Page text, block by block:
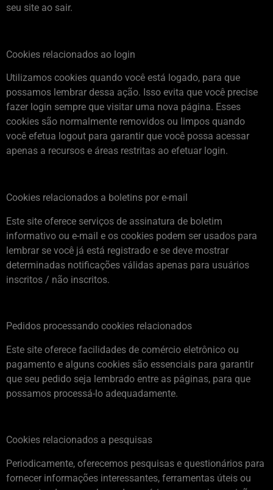
seu site ao sair.
Cookies relacionados ao login
Utilizamos cookies quando você está logado, para que
possamos lembrar dessa ação. Isso evita que você precise
fazer login sempre que visitar uma nova página. Esses
cookies são normalmente removidos ou limpos quando
você efetua logout para garantir que você possa acessar
apenas a recursos e áreas restritas ao efetuar login.
Cookies relacionados a boletins por e-mail
Este site oferece serviços de assinatura de boletim
informativo ou e-mail e os cookies podem ser usados ​​para
lembrar se você já está registrado e se deve mostrar
determinadas notificações válidas apenas para usuários
inscritos / não inscritos.
Pedidos processando cookies relacionados
Este site oferece facilidades de comércio eletrônico ou
pagamento e alguns cookies são essenciais para garantir
que seu pedido seja lembrado entre as páginas, para que
possamos processá-lo adequadamente.
Cookies relacionados a pesquisas
Periodicamente, oferecemos pesquisas e questionários para
fornecer informações interessantes, ferramentas úteis ou